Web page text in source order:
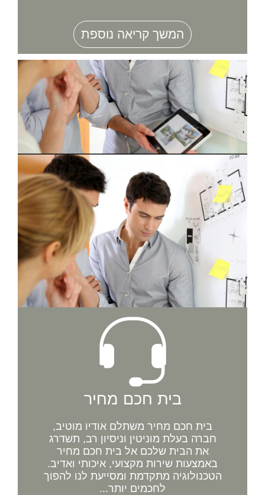
המשך קריאה נוספת
בית חכם מחיר
בית חכם מחיר משתלם אודיו מוטיב,
חברה בעלת מוניטין וניסיון רב, תשדרג
את הבית שלכם אל בית חכם מחיר
באמצעות שירות מקצועי, איכותי ואדיב.
הטכנולוגיה מתקדמת ומסייעת לנו להפוך
לחכמים יותר...